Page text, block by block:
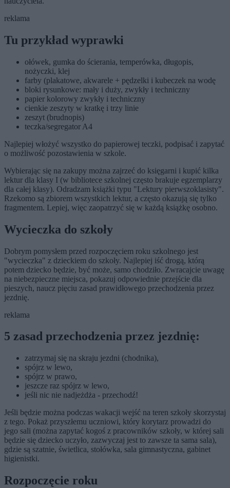
reklama
Tu przykład wyprawki
ołówek, gumka do ścierania, temperówka, długopis,
nożyczki, klej
farby (plakatowe, akwarele + pędzelki i kubeczek na wodę
bloki rysunkowe: mały i duży, zwykły i techniczny
papier kolorowy zwykły i techniczny
cienkie zeszyty w kratkę i trzy linie
zeszyt (brudnopis)
teczka/segregator A4
Najlepiej włożyć wszystko do papierowej teczki, podpisać i zapytać
o możliwość pozostawienia w szkole.
Wybierając się na zakupy można zajrzeć do księgarni i kupić kilka
lektur dla klasy I (w bibliotece szkolnej często brakuje egzemplarzy
dla całej klasy). Odradzam książki typu "Lektury pierwszoklasisty".
Rzekomo są zbiorem wszystkich lektur, a często okazują się tylko
fragmentem. Lepiej, więc zaopatrzyć się w każdą książkę osobno.
Wycieczka do szkoły
Dobrym pomysłem przed rozpoczęciem roku szkolnego jest
"wycieczka" z dzieckiem do szkoły. Najlepiej iść drogą, którą
potem dziecko będzie, być może, samo chodziło. Zwracajcie uwagę
na niebezpieczne miejsca, pokazuj odpowiednie przejście dla
pieszych, naucz pięciu zasad prawidłowego przechodzenia przez
jezdnię.
reklama
5 zasad przechodzenia przez jezdnię:
zatrzymaj się na skraju jezdni (chodnika),
spójrz w lewo,
spójrz w prawo,
jeszcze raz spójrz w lewo,
jeśli nic nie nadjeżdża - przechodź!
Jeśli będzie można podczas wakacji wejść na teren szkoły skorzystaj
z tego. Pokaż przyszłemu uczniowi, który korytarz prowadzi do
jego sali (można zapytać kogoś z pracowników szkoły, w której sali
będzie się dziecko uczyło, zazwyczaj jest to zawsze ta sama sala),
gdzie są szatnie, świetlica, stołówka, sala gimnastyczna, gabinet
higienistki.
Rozpoczęcie roku